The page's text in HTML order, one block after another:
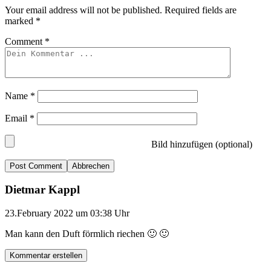
Your email address will not be published. Required fields are
marked *
Comment *
Name *
Email *
Bild hinzufügen (optional)
Abbrechen
Dietmar Kappl
23.February 2022 um 03:38 Uhr
Man kann den Duft förmlich riechen 🙂 🙂
Kommentar erstellen